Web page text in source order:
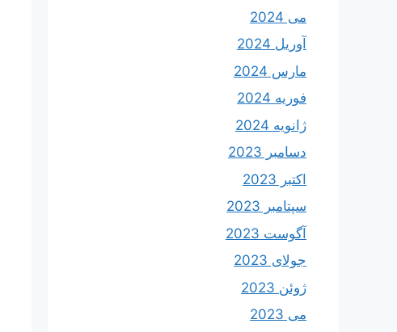
می 2024
آوریل 2024
مارس 2024
فوریه 2024
ژانویه 2024
دسامبر 2023
اکتبر 2023
سپتامبر 2023
آگوست 2023
جولای 2023
ژوئن 2023
می 2023